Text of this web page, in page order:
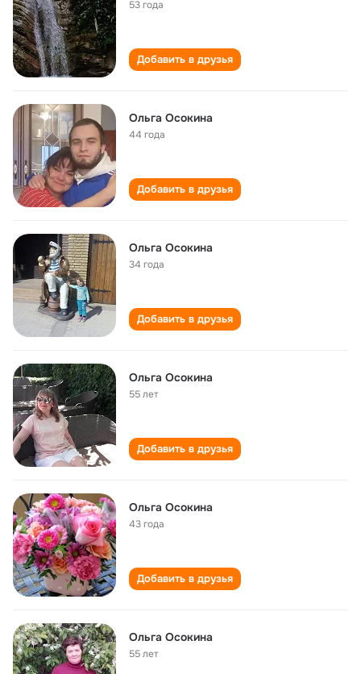
53 года
Добавить в друзья
Ольга Осокина
44 года
Добавить в друзья
Ольга Осокина
34 года
Добавить в друзья
Ольга Осокина
55 лет
Добавить в друзья
Ольга Осокина
43 года
Добавить в друзья
Ольга Осокина
55 лет